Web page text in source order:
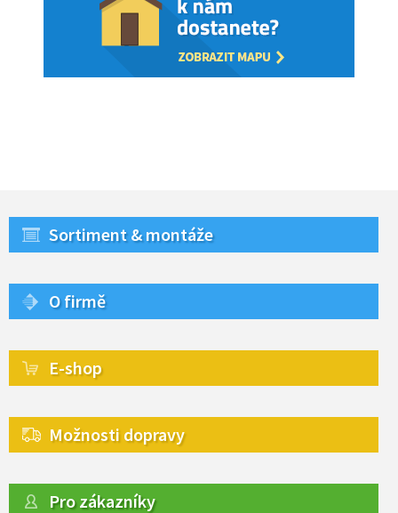
Sortiment & montáže
O firmě
E-shop
Možnosti dopravy
Pro zákazníky